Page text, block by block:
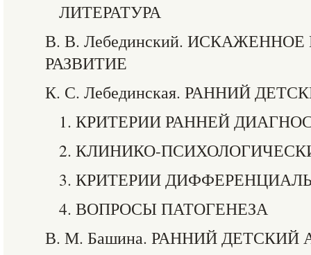
ЛИТЕРАТУРА
В. В. Лебединский.
РАЗВИТИЕ
К. С. Лебединская. РАННИЙ
1. КРИТЕРИИ РАННЕЙ
2. КЛИНИКО-
3. КРИТЕРИИ
4. ВОПРОСЫ ПАТОГЕНЕЗА
В. М. Башина. РАННИЙ ДЕТСКИЙ